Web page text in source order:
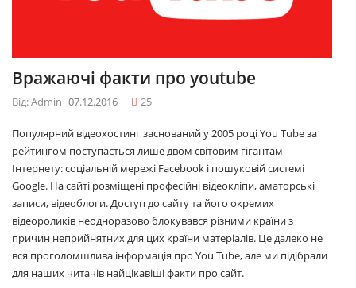
Вражаючі факти про youtube
Від: Admin 07.12.2016 25
Популярний відеохостинг заснований у 2005 році You Tube за
рейтингом поступається лише двом світовим гігантам
Інтернету: соціальній мережі Facebook і пошуковій системі
Google. На сайті розміщені професійні відеокліпи, аматорські
записи, відеоблоги. Доступ до сайту та його окремих
відеороликів неодноразово блокувався різними країни з
причин неприйнятних для цих країни матеріалів. Це далеко не
вся проголомшлива інформація про You Tube, але ми підібрали
для наших читачів найцікавіші факти про сайт.